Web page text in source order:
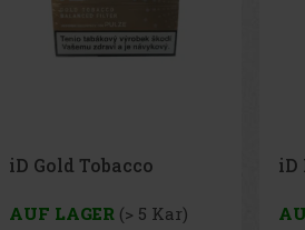
iD Red Tobacco
AUF LAGER (> 5 Kar)